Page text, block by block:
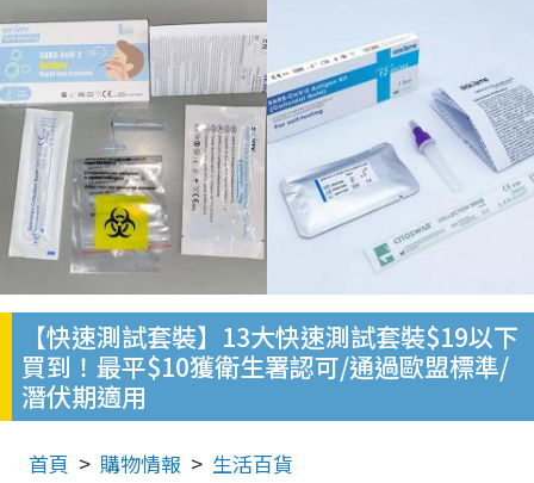
【快速測試套裝】13大快速測試套裝$19以下
買到！最平$10獲衛生署認可/通過歐盟標準/
潛伏期適用
首頁 購物情報 生活百貨